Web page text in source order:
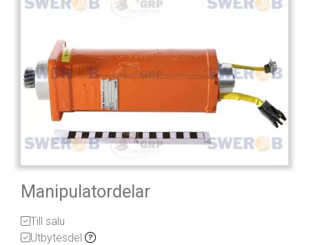
Manipulatordelar
Till salu
Utbytesdel